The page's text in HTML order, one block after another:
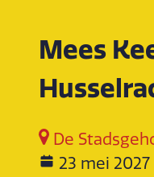
Mees
De
23 mei 2027